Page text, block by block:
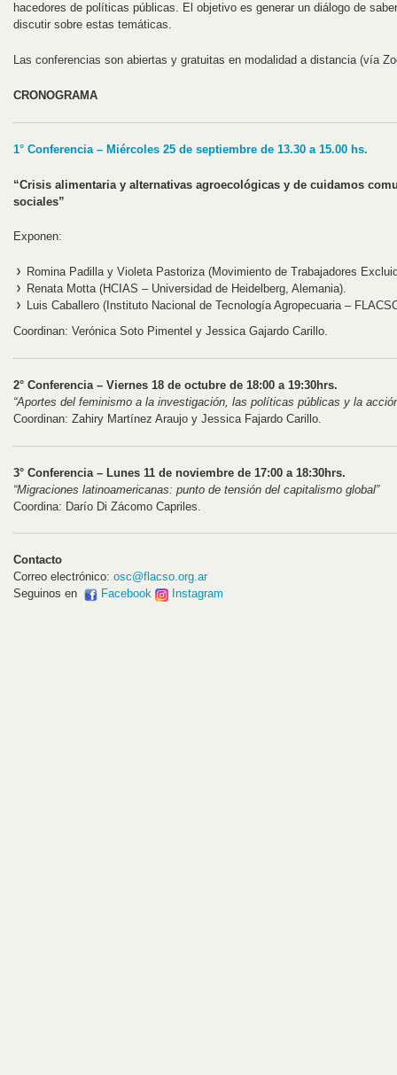
hacedores de políticas públicas. El objetivo es generar un diálogo de
discutir sobre estas temáticas.
Las conferencias son abiertas y gratuitas en modalidad a distancia (vía
CRONOGRAMA
1° Conferencia – Miércoles 25 de septiembre de 13.30 a 15.00 hs.
“Crisis alimentaria y alternativas agroecológicas y de cuidamos
sociales”
Exponen:
Romina Padilla y Violeta Pastoriza (Movimiento de Trabajadores
Renata Motta (HCIAS – Universidad de Heidelberg, Alemania).
Luis Caballero (Instituto Nacional de Tecnología Agropecuaria –
Coordinan: Verónica Soto Pimentel y Jessica Gajardo Carillo.
2° Conferencia – Viernes 18 de octubre de 18:00 a 19:30hrs.
“Aportes del feminismo a la investigación, las políticas públicas y la
Coordinan: Zahiry Martínez Araujo y Jessica Fajardo Carillo.
3° Conferencia – Lunes 11 de noviembre de 17:00 a 18:30hrs.
“Migraciones latinoamericanas: punto de tensión del capitalismo global”
Coordina: Darío Di Zácomo Capriles.
Contacto
Correo electrónico: osc@flacso.org.ar
Seguinos en
Facebook Instagram